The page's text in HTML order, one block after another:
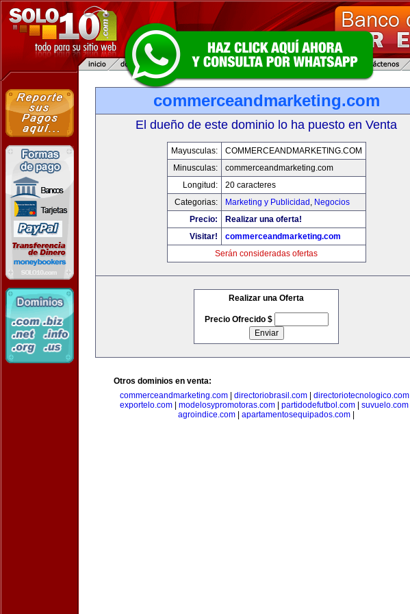
commerceandmarketing.com
El dueño de este dominio lo ha puesto en Venta
Mayusculas:
COMMERCEANDMARKETING.COM
Minusculas:
commerceandmarketing.com
Longitud:
20 caracteres
Categorias:
Marketing y Publicidad , Negocios
Precio:
Realizar una oferta!
Visitar!
commerceandmarketing.com
Serán consideradas ofertas
Realizar una Oferta
Precio Ofrecido $
Otros dominios en venta:
commerceandmarketing.com| directoriobrasil.com| directoriotecnologico.com|
exportelo.com
modelosypromotoras.com partidodefutbol.com suvuelo.com
agroindice.com
apartamentosequipados.com